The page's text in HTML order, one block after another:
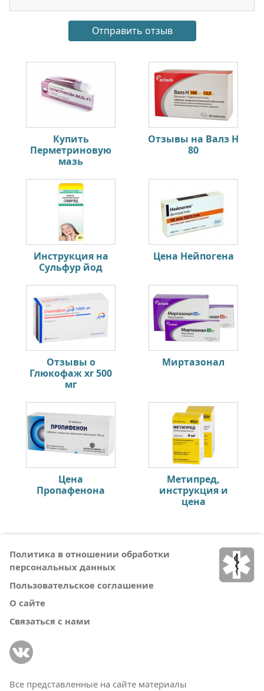
Купить
Перметриновую
мазь
Отзывы на Валз Н
80
Инструкция на
Сульфур йод
Цена Нейпогена
Отзывы о
Глюкофаж xr 500
мг
Миртазонал
Цена
Пропафенона
Метипред,
инструкция и
цена
Политика в отношении обработки
персональных данных
Пользовательское соглашение
О сайте
Связаться с нами
Все представленные на сайте материалы